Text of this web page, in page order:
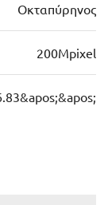
Οκταπύρηνος
200Mpixel